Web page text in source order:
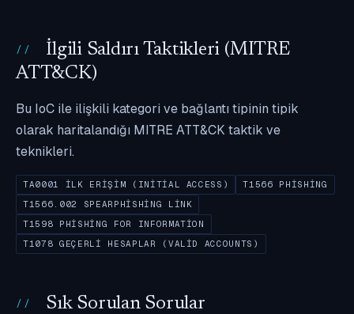
İlgili Saldırı Taktikleri (MITRE
ATT&CK)
Bu IoC ile ilişkili kategori ve bağlantı tipinin tipik
olarak haritalandığı MITRE ATT&CK taktik ve
teknikleri.
TA0001 İLK ERIŞIM (INITIAL ACCESS)
T1566 PHISHING
T1566.002 SPEARPHISHING LINK
T1598 PHISHING FOR INFORMATION
T1078 GEÇERLI HESAPLAR (VALID ACCOUNTS)
Sık Sorulan Sorular